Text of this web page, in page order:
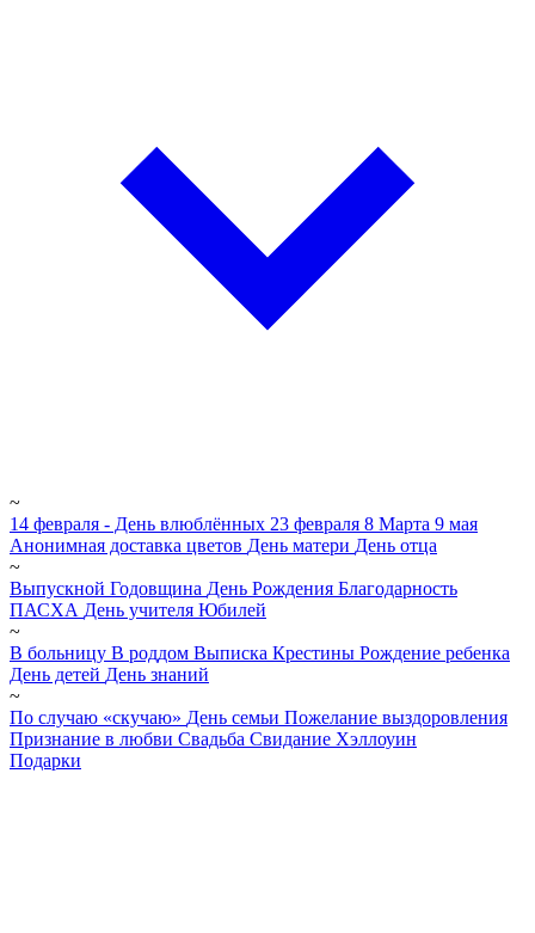
~
14 февраля - День влюблённых 23 февраля 8 Марта 9 мая
Анонимная доставка цветов День матери День отца
~
Выпускной Годовщина День Рождения Благодарность
ПАСХА День учителя Юбилей
~
В больницу В роддом Выписка Крестины Рождение ребенка
День детей День знаний
~
По случаю «скучаю» День семьи Пожелание выздоровления
Признание в любви Свадьба Свидание Хэллоуин
Подарки